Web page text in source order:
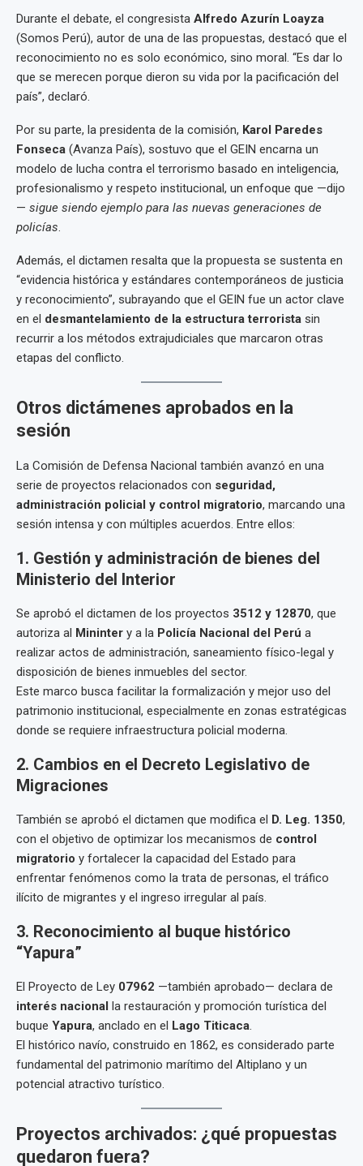
Durante el debate, el congresista Alfredo Azurín Loayza
(Somos Perú), autor de una de las propuestas, destacó que el
reconocimiento no es solo económico, sino moral. “Es dar lo
que se merecen porque dieron su vida por la pacificación del
país”, declaró.
Por su parte, la presidenta de la comisión, Karol Paredes
Fonseca (Avanza País), sostuvo que el GEIN encarna un
modelo de lucha contra el terrorismo basado en inteligencia,
profesionalismo y respeto institucional, un enfoque que —dijo
— sigue siendo ejemplo para las nuevas generaciones de
policías.
Además, el dictamen resalta que la propuesta se sustenta en
“evidencia histórica y estándares contemporáneos de justicia
y reconocimiento”, subrayando que el GEIN fue un actor clave
en el desmantelamiento de la estructura terrorista sin
recurrir a los métodos extrajudiciales que marcaron otras
etapas del conflicto.
Otros dictámenes aprobados en la
sesión
La Comisión de Defensa Nacional también avanzó en una
serie de proyectos relacionados con seguridad,
administración policial y control migratorio, marcando una
sesión intensa y con múltiples acuerdos. Entre ellos:
1. Gestión y administración de bienes del
Ministerio del Interior
Se aprobó el dictamen de los proyectos 3512 y 12870, que
autoriza al Mininter y a la Policía Nacional del Perú a
realizar actos de administración, saneamiento físico-legal y
disposición de bienes inmuebles del sector.
Este marco busca facilitar la formalización y mejor uso del
patrimonio institucional, especialmente en zonas estratégicas
donde se requiere infraestructura policial moderna.
2. Cambios en el Decreto Legislativo de
Migraciones
También se aprobó el dictamen que modifica el D. Leg. 1350,
con el objetivo de optimizar los mecanismos de control
migratorio y fortalecer la capacidad del Estado para
enfrentar fenómenos como la trata de personas, el tráfico
ilícito de migrantes y el ingreso irregular al país.
3. Reconocimiento al buque histórico
“Yapura”
El Proyecto de Ley 07962 —también aprobado— declara de
interés nacional
la restauración y promoción turística del
buque Yapura, anclado en el Lago Titicaca.
El histórico navío, construido en 1862, es considerado parte
fundamental del patrimonio marítimo del Altiplano y un
potencial atractivo turístico.
Proyectos archivados: ¿qué propuestas
quedaron fuera?